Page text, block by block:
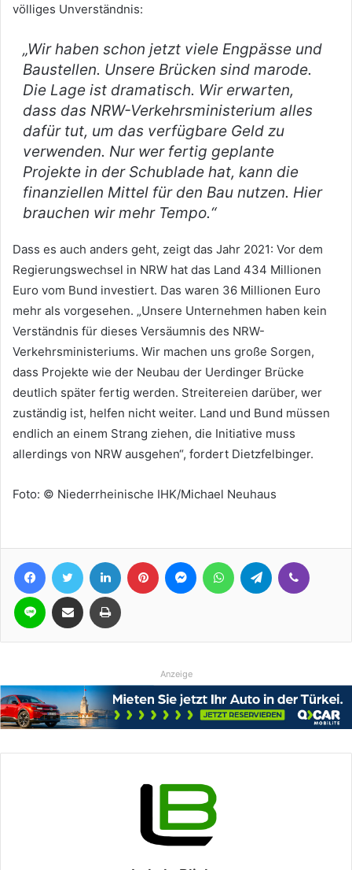
völliges Unverständnis:
„Wir haben schon jetzt viele Engpässe und
Baustellen. Unsere Brücken sind marode.
Die Lage ist dramatisch. Wir erwarten,
dass das NRW-Verkehrsministerium alles
dafür tut, um das verfügbare Geld zu
verwenden. Nur wer fertig geplante
Projekte in der Schublade hat, kann die
finanziellen Mittel für den Bau nutzen. Hier
brauchen wir mehr Tempo.“
Dass es auch anders geht, zeigt das Jahr 2021: Vor dem
Regierungswechsel in NRW hat das Land 434 Millionen
Euro vom Bund investiert. Das waren 36 Millionen Euro
mehr als vorgesehen. „Unsere Unternehmen haben kein
Verständnis für dieses Versäumnis des NRW-
Verkehrsministeriums. Wir machen uns große Sorgen,
dass Projekte wie der Neubau der Uerdinger Brücke
deutlich später fertig werden. Streitereien darüber, wer
zuständig ist, helfen nicht weiter. Land und Bund müssen
endlich an einem Strang ziehen, die Initiative muss
allerdings von NRW ausgehen“, fordert Dietzfelbinger.
Foto: © Niederrheinische IHK/Michael Neuhaus
FacebookTwitter LinkedIn Pinterest MessengerWhatsAppTelegram
Line Teile per E-Mail Drucken
Anzeige